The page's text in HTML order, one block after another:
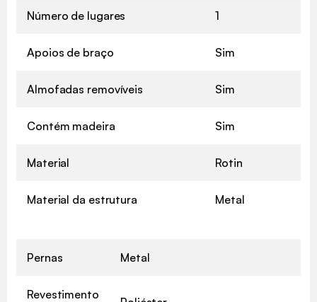
Número de lugares 1
Apoios de braço Sim
Almofadas removíveis Sim
Contém madeira Sim
Material Rotin
Material da estrutura Metal
Pernas Metal
Revestimento